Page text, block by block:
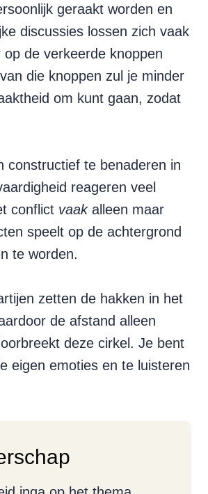
geraakt worden en
discussies lossen zich vaak
de verkeerde knoppen
die knoppen zul je minder
om kunt gaan, zodat
constructief te benaderen in
reageren veel
conflict vaakalleen maar
speelt op de achtergrond
te worden.
zetten de hakken in het
de afstand alleen
deze cirkel. Je bent
eigen emoties en te luisteren